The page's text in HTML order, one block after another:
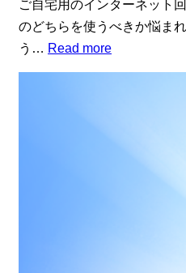
ご自宅用のインターネット
のどちらを使うべきか悩ま
う… Read more